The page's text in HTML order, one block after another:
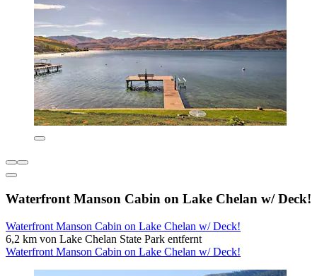
Waterfront Manson Cabin on Lake Chelan w/ Deck!
Waterfront Manson Cabin on Lake Chelan w/ Deck!
6,2 km von Lake Chelan State Park entfernt
Waterfront Manson Cabin on Lake Chelan w/ Deck!